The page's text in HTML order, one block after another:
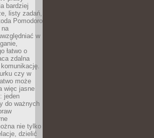
bardziej
listy zadań,
Pomodoro
na
w
łatwo o
zdalna
czy w
może
więc jasne
jeden
do ważnych
nie tylko
dzielić